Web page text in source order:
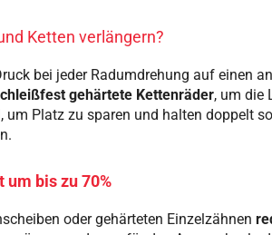
Ketten verlängern?
bei jeder Radumdrehung auf
gehärtete Kettenräder, um die
Platz zu sparen und halten doppelt
bis zu 70%
oder gehärteten Einzelzähnen